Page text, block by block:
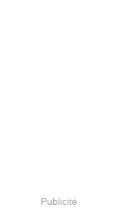
Publicité